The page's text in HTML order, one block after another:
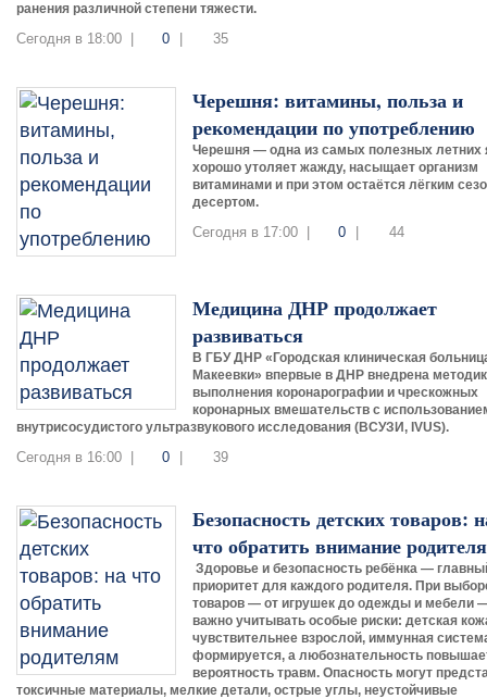
ранения различной степени тяжести.
Сегодня в 18:00 | 0 35
Черешня: витамины, польза и
рекомендации по употреблению
Черешня — одна из самых полезных летних
хорошо утоляет жажду, насыщает организм
витаминами и при этом остаётся лёгким
десертом.
Сегодня в 17:00 | 0 44
Медицина ДНР продолжает
развиваться
В ГБУ ДНР «Городская клиническая
Макеевки» впервые в ДНР внедрена
выполнения коронарографии и чрескожных
коронарных вмешательств с
внутрисосудистого ультразвукового исследования (ВСУЗИ, IVUS).
Сегодня в 16:00 | 0 39
Безопасность детских товаров:
что обратить внимание
Здоровье и безопасность ребёнка —
приоритет для каждого родителя. При
товаров — от игрушек до одежды и мебели
важно учитывать особые риски: детская
чувствительнее взрослой, иммунная
формируется, а любознательность
вероятность травм. Опасность могут
токсичные материалы, мелкие детали, острые углы, неустойчивые